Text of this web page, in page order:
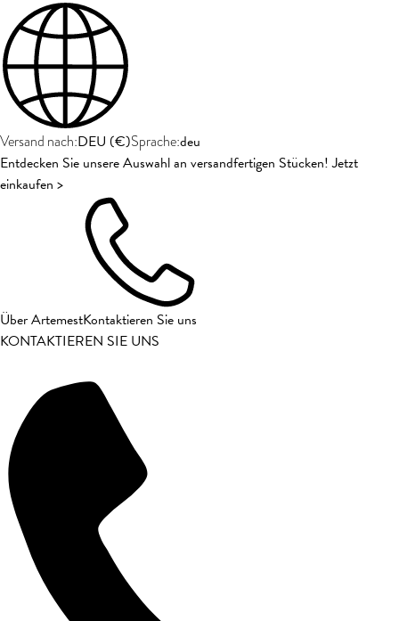
Versand nach:DEU (€)Sprache:deu
Entdecken Sie unsere Auswahl an versandfertigen Stücken! Jetzt
einkaufen >
Über ArtemestKontaktieren Sie uns
KONTAKTIEREN SIE UNS